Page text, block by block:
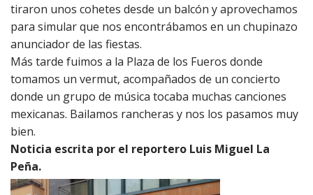
tiraron unos cohetes desde un balcón y aprovechamos
para simular que nos encontrábamos en un chupinazo
anunciador de las fiestas.
Más tarde fuimos a la Plaza de los Fueros donde
tomamos un vermut, acompañados de un concierto
donde un grupo de música tocaba muchas canciones
mexicanas. Bailamos rancheras y nos los pasamos muy
bien.
Noticia escrita por el reportero Luis Miguel La
Peña.